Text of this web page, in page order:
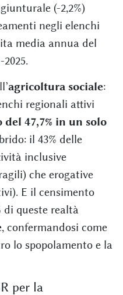
(-2,2%)
negli elenchi
media annua del
agricoltura sociale:
regionali attivi
47,7% in un solo
il 43% delle
inclusive
che erogative
E il censimento
di queste realtà
, confermandosi come
lo spopolamento e la
per la